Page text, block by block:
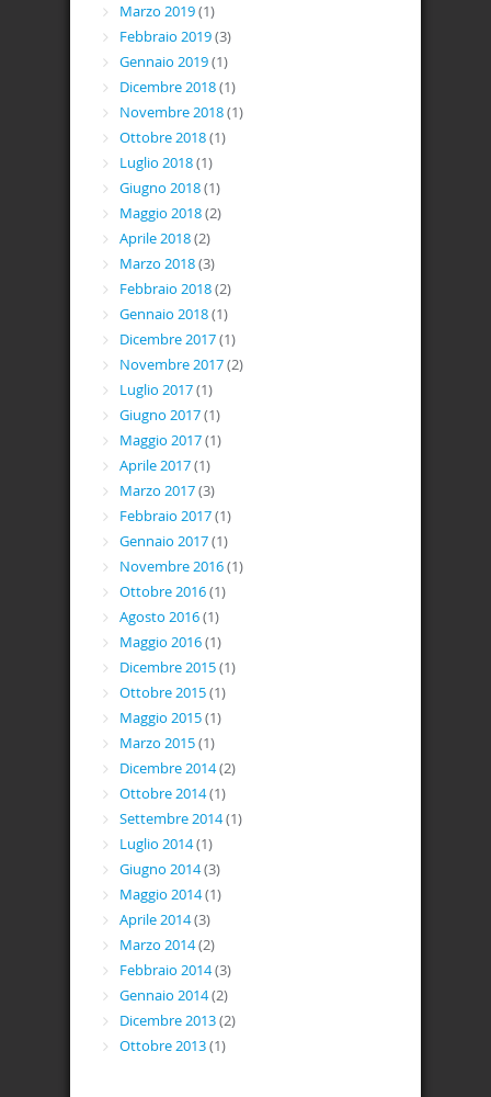
Marzo 2019(1)
Febbraio 2019(3)
Gennaio 2019(1)
Dicembre 2018(1)
Novembre 2018(1)
Ottobre 2018(1)
Luglio 2018(1)
Giugno 2018(1)
Maggio 2018(2)
Aprile 2018(2)
Marzo 2018(3)
Febbraio 2018(2)
Gennaio 2018(1)
Dicembre 2017(1)
Novembre 2017(2)
Luglio 2017(1)
Giugno 2017(1)
Maggio 2017(1)
Aprile 2017(1)
Marzo 2017(3)
Febbraio 2017(1)
Gennaio 2017(1)
Novembre 2016(1)
Ottobre 2016(1)
Agosto 2016(1)
Maggio 2016(1)
Dicembre 2015(1)
Ottobre 2015(1)
Maggio 2015(1)
Marzo 2015(1)
Dicembre 2014(2)
Ottobre 2014(1)
Settembre 2014(1)
Luglio 2014(1)
Giugno 2014(3)
Maggio 2014(1)
Aprile 2014(3)
Marzo 2014(2)
Febbraio 2014(3)
Gennaio 2014(2)
Dicembre 2013(2)
Ottobre 2013(1)